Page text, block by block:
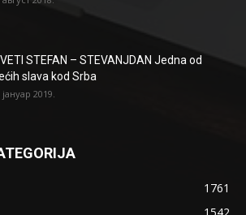
STEFAN – STEVANJDAN Jedna od
slava kod Srba
јануар 2019.
1761